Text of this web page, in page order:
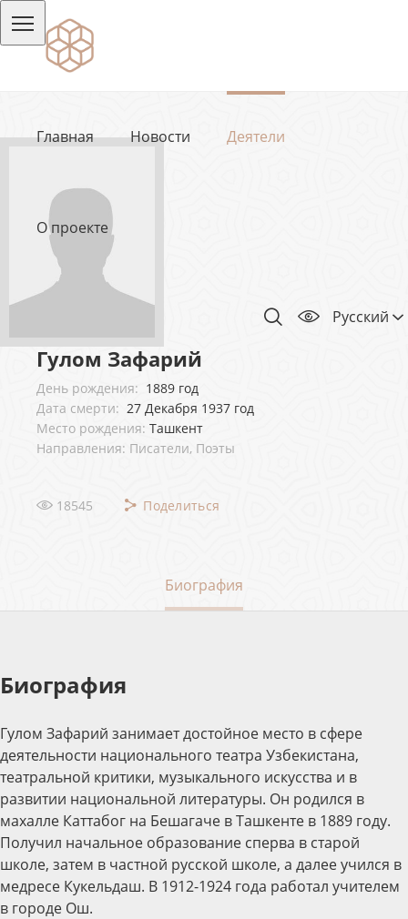
Главная Новости Деятели
О проекте
Русский
Гулом Зафарий
День рождения: 1889 год
Дата смерти: 27 Декабря 1937 год
Место рождения: Ташкент
Направления: Писатели, Поэты
18545 Поделиться
Биография
Биография
Гулом Зафарий занимает достойное место в сфере
деятельности национального театра Узбекистана,
театральной критики, музыкального искусства и в
развитии национальной литературы. Он родился в
махалле Каттабог на Бешагаче в Ташкенте в 1889 году.
Получил начальное образование сперва в старой
школе, затем в частной русской школе, а далее учился в
медресе Кукельдаш. В 1912-1924 года работал учителем
в городе Ош.